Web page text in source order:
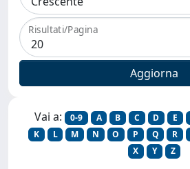
Risultati/Pagina
Vai a: 0-9 A B C D E
K
L M N O P Q R
X
Y Z